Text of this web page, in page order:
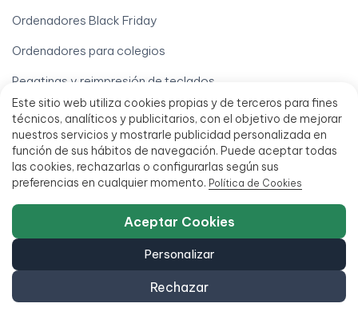
Este sitio web utiliza cookies propias y de terceros para fines
técnicos, analíticos y publicitarios, con el objetivo de mejorar
nuestros servicios y mostrarle publicidad personalizada en
función de sus hábitos de navegación. Puede aceptar todas
las cookies, rechazarlas o configurarlas según sus
preferencias en cualquier momento. Política de Cookies
Rechazar
Personalizar
Aceptar Cookies
Ordenadores Black Friday
Ordenadores para colegios
Pegatinas y reimpresión de teclados
Vende tu iPhone
Vende tu móvil
Vende tu Ordenador
Tu cuenta
Derecho de desistimiento
Descargar mi factura
Localizar mi pedido